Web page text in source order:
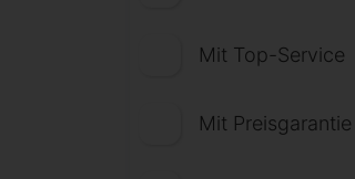
Mit Top-Service
Mit Preisgarantie